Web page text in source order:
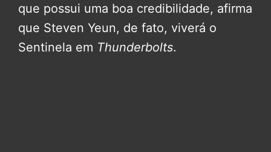
que possui uma boa credibilidade, afirma
que Steven Yeun, de fato, viverá o
Sentinela em Thunderbolts.